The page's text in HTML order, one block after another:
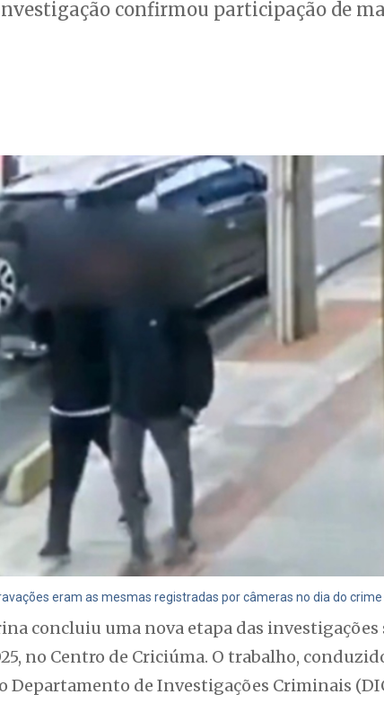
confirmou participação de
eram as mesmas registradas por câmeras no dia do crime
concluiu uma nova etapa das investigações
no Centro de Criciúma. O trabalho,
Departamento de Investigações Criminais